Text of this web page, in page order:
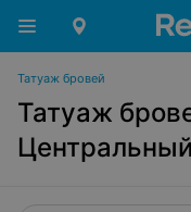
Татуаж бровей
Татуаж